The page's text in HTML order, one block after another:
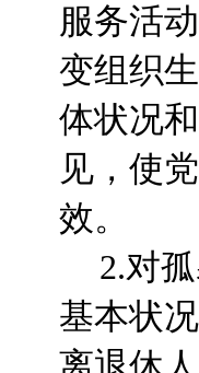
服务活
变组织
体状况
见，使
效。
2.对
基本状